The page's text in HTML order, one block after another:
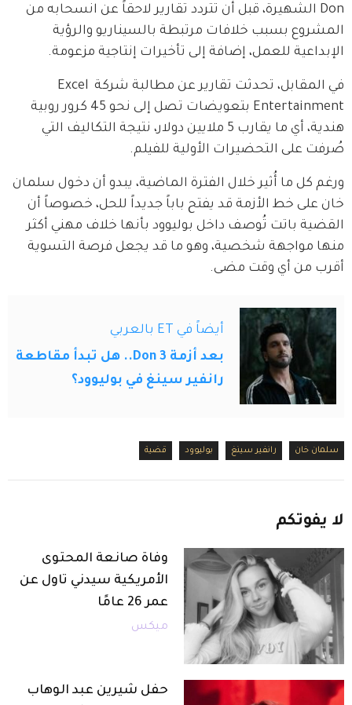
Don الشهيرة، قبل أن تتردد تقارير لاحقاً عن انسحابه من
المشروع بسبب خلافات مرتبطة بالسيناريو والرؤية
الإبداعية للعمل، إضافة إلى تأخيرات إنتاجية مزعومة.
في المقابل، تحدثت تقارير عن مطالبة شركة Excel
Entertainment بتعويضات تصل إلى نحو 45 كرور روبية
هندية، أي ما يقارب 5 ملايين دولار، نتيجة التكاليف التي
صُرفت على التحضيرات الأولية للفيلم.
ورغم كل ما أُثير خلال الفترة الماضية، يبدو أن دخول سلمان
خان على خط الأزمة قد يفتح باباً جديداً للحل، خصوصاً أن
القضية باتت تُوصف داخل بوليوود بأنها خلاف مهني أكثر
منها مواجهة شخصية، وهو ما قد يجعل فرصة التسوية
أقرب من أي وقت مضى.
أيضاً في ET بالعربي
بعد أزمة Don 3.. هل تبدأ مقاطعة
رانفير سينغ في بوليوود؟
سلمان خان رانفير سينغ بوليوود قضية
لا يفوتكم
وفاة صانعة المحتوى
الأمريكية سيدني تاول عن
عمر 26 عامًا
ميكس
حفل شيرين عبد الوهاب